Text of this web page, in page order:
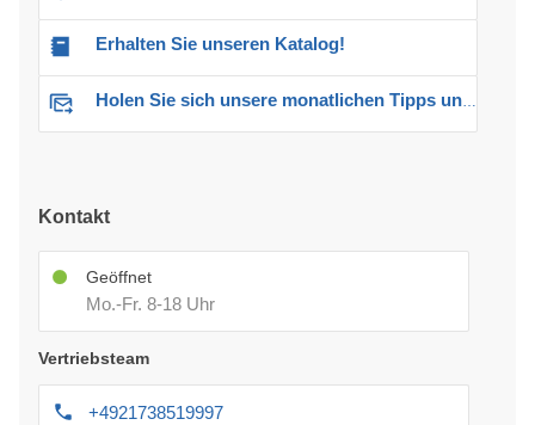
Erhalten Sie unseren Katalog!
Holen Sie sich unsere monatlichen Tipps und Angebote
Kontakt
Geöffnet
Mo.-Fr. 8-18 Uhr
Vertriebsteam
+4921738519997